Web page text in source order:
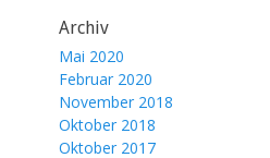
Archiv
Mai 2020
Februar 2020
November 2018
Oktober 2018
Oktober 2017